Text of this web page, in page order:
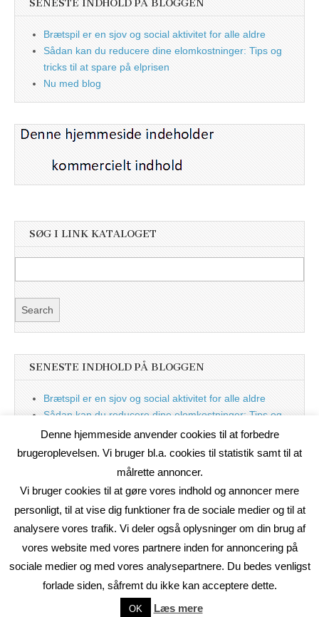
SENESTE INDHOLD PÅ BLOGGEN
Brætspil er en sjov og social aktivitet for alle aldre
Sådan kan du reducere dine elomkostninger: Tips og
tricks til at spare på elprisen
Nu med blog
SØG I LINK KATALOGET
SENESTE INDHOLD PÅ BLOGGEN
Brætspil er en sjov og social aktivitet for alle aldre
Sådan kan du reducere dine elomkostninger: Tips og
tricks til at spare på elprisen
Nu med blog
On2Net Link Katalog
The Magazine Basic Theme bybavotasan.com
Denne hjemmeside anvender cookies til at forbedre
brugeroplevelsen. Vi bruger bl.a. cookies til statistik samt til at
målrette annoncer.
Vi bruger cookies til at gøre vores indhold og annoncer mere
personligt, til at vise dig funktioner fra de sociale medier og til at
analysere vores trafik. Vi deler også oplysninger om din brug af
vores website med vores partnere inden for annoncering på
sociale medier og med vores analysepartnere. Du bedes venligst
forlade siden, såfremt du ikke kan acceptere dette.
OK Læs mere